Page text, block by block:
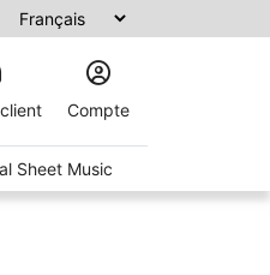
Compte
Sheet Music